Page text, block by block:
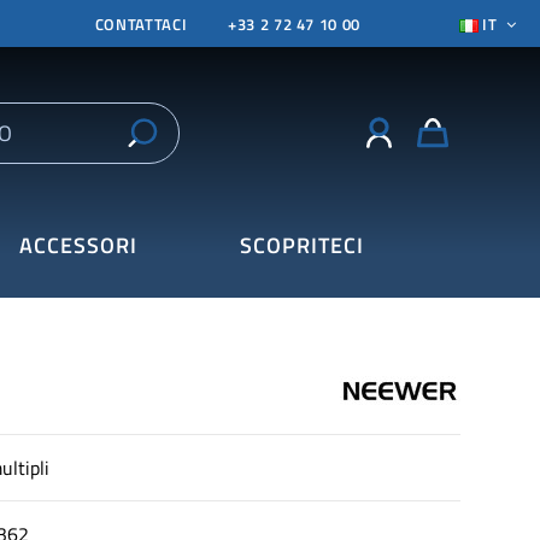
CONTATTACI +33 2 72 47 10 00 IT
ACCESSORI SCOPRITECI